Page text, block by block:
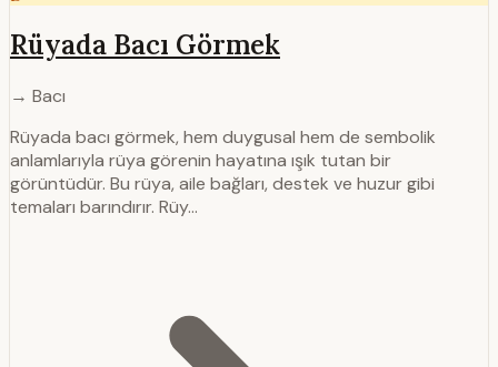
Rüyada Bacı Görmek
→ Bacı
Rüyada bacı görmek, hem duygusal hem de sembolik
anlamlarıyla rüya görenin hayatına ışık tutan bir
görüntüdür. Bu rüya, aile bağları, destek ve huzur gibi
temaları barındırır. Rüy…